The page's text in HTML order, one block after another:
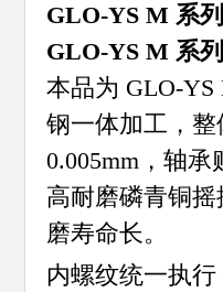
GLO-YS M 系
GLO-YS M 系
本品为 GLO-
钢一体加工，整
0.005mm，轴
高耐磨磷青铜
磨寿命长。
内螺纹统一执